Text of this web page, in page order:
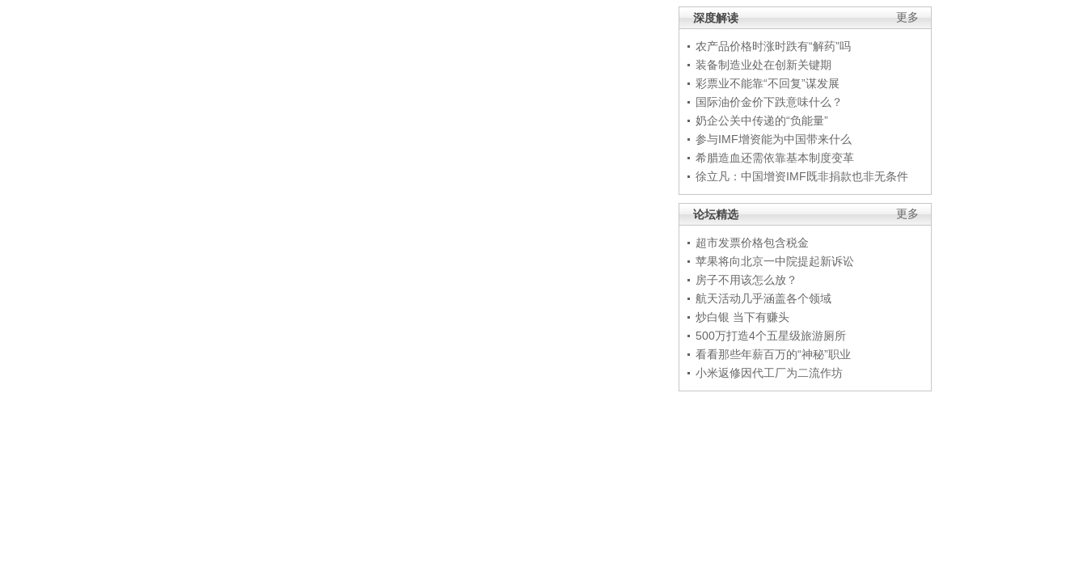
更多
深度解读
农产品价格时涨时跌有“解药”吗
装备制造业处在创新关键期
彩票业不能靠“不回复”谋发展
国际油价金价下跌意味什么？
奶企公关中传递的“负能量”
参与IMF增资能为中国带来什么
希腊造血还需依靠基本制度变革
徐立凡：中国增资IMF既非捐款也非无条件
更多
论坛精选
超市发票价格包含税金
苹果将向北京一中院提起新诉讼
房子不用该怎么放？
航天活动几乎涵盖各个领域
炒白银 当下有赚头
500万打造4个五星级旅游厕所
看看那些年薪百万的“神秘”职业
小米返修因代工厂为二流作坊